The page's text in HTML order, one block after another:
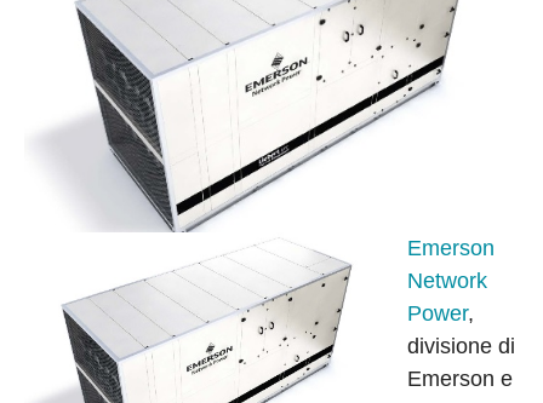
Emerson
Network
Power,
divisione di
Emerson e